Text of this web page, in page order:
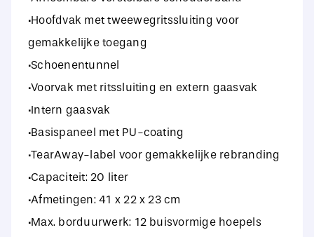
·Hoofdvak met tweewegritssluiting voor
gemakkelijke toegang
·Schoenentunnel
·Voorvak met ritssluiting en extern gaasvak
·Intern gaasvak
·Basispaneel met PU-coating
·TearAway-label voor gemakkelijke rebranding
·Capaciteit: 20 liter
·Afmetingen: 41 x 22 x 23 cm
·Max. borduurwerk: 12 buisvormige hoepels